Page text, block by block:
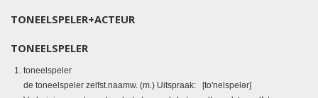
TONEELSPELER+ACTEUR
TONEELSPELER
toneelspeler
de toneelspeler zelfst.naamw. (m.) Uitspraak: [to'nelspelər]